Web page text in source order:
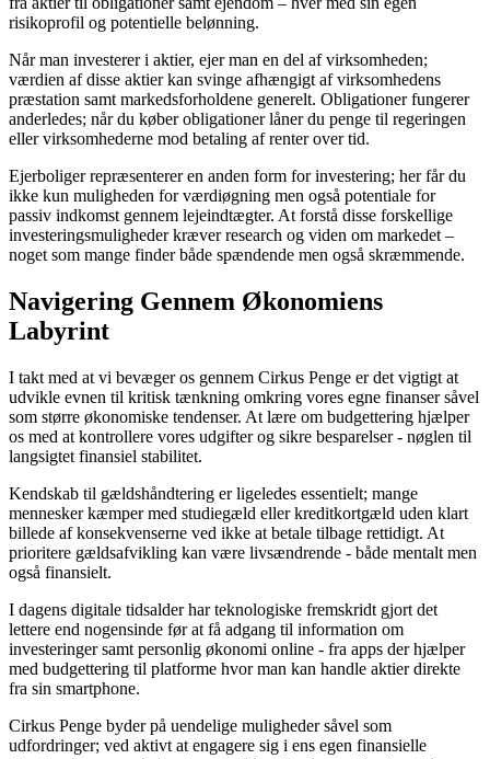
risikoprofil og potentielle belønning.
Når man investerer i aktier, ejer man en del af virksomheden;
værdien af disse aktier kan svinge afhængigt af virksomhedens
præstation samt markedsforholdene generelt. Obligationer fungerer
anderledes; når du køber obligationer låner du penge til regeringen
eller virksomhederne mod betaling af renter over tid.
Ejerboliger repræsenterer en anden form for investering; her får du
ikke kun muligheden for værdiøgning men også potentiale for
passiv indkomst gennem lejeindtægter. At forstå disse forskellige
investeringsmuligheder kræver research og viden om markedet –
noget som mange finder både spændende men også skræmmende.
Navigering Gennem Økonomiens
Labyrint
I takt med at vi bevæger os gennem Cirkus Penge er det vigtigt at
udvikle evnen til kritisk tænkning omkring vores egne finanser såvel
som større økonomiske tendenser. At lære om budgettering hjælper
os med at kontrollere vores udgifter og sikre besparelser - nøglen til
langsigtet finansiel stabilitet.
Kendskab til gældshåndtering er ligeledes essentielt; mange
mennesker kæmper med studiegæld eller kreditkortgæld uden klart
billede af konsekvenserne ved ikke at betale tilbage rettidigt. At
prioritere gældsafvikling kan være livsændrende - både mentalt men
også finansielt.
I dagens digitale tidsalder har teknologiske fremskridt gjort det
lettere end nogensinde før at få adgang til information om
investeringer samt personlig økonomi online - fra apps der hjælper
med budgettering til platforme hvor man kan handle aktier direkte
fra sin smartphone.
Cirkus Penge byder på uendelige muligheder såvel som
udfordringer; ved aktivt at engagere sig i ens egen finansielle